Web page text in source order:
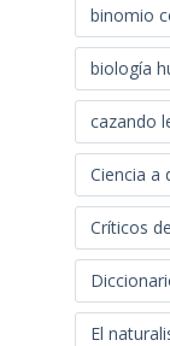
binomio
biología
cazando
Ciencia a
Críticos
El